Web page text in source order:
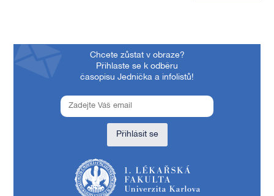
Chcete zůstat v obraze?
Přihlaste se k odběru
časopisu Jednička a infolistů!
Přihlásit se